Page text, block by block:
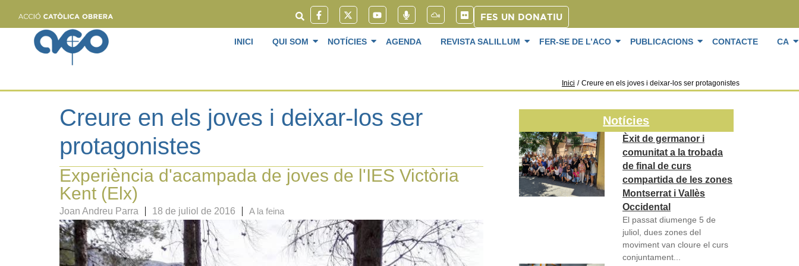
FES UN DONATIU
INICI QUI SOM NOTÍCIES AGENDA REVISTA SALILLUM FER-SE DE L’ACO PUBLICACIONS CONTACTE CA
Inici / Creure en els joves i deixar-los ser protagonistes
Creure en els joves i deixar-los ser
protagonistes
Experiència d'acampada de joves de l'IES Victòria
Kent (Elx)
Joan Andreu Parra 18 de juliol de 2016 A la feina
Notícies
Èxit de germanor i
comunitat a la trobada
de final de curs
compartida de les zones
Montserrat i Vallès
Occidental
El passat diumenge 5 de
juliol, dues zones del
moviment van cloure el curs
conjuntament...